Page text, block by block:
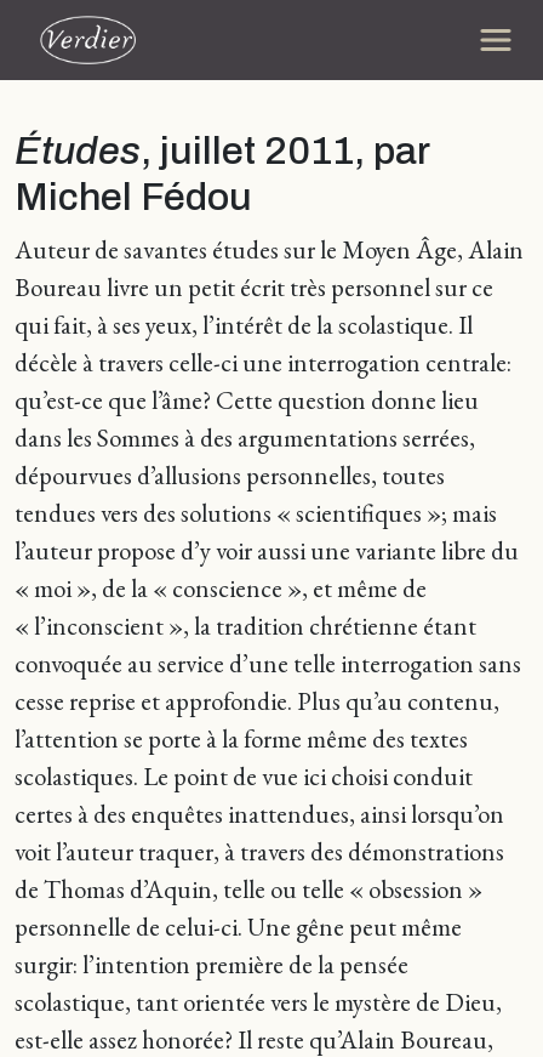
Études, juillet 2011, par
Michel Fédou
Auteur de savantes études sur le Moyen Âge, Alain
Boureau livre un petit écrit très personnel sur ce
qui fait, à ses yeux, l’intérêt de la scolastique. Il
décèle à travers celle-ci une interrogation centrale:
qu’est-ce que l’âme? Cette question donne lieu
dans les Sommes à des argumentations serrées,
dépourvues d’allusions personnelles, toutes
tendues vers des solutions « scientifiques »; mais
l’auteur propose d’y voir aussi une variante libre du
« moi », de la « conscience », et même de
« l’inconscient », la tradition chrétienne étant
convoquée au service d’une telle interrogation sans
cesse reprise et approfondie. Plus qu’au contenu,
l’attention se porte à la forme même des textes
scolastiques. Le point de vue ici choisi conduit
certes à des enquêtes inattendues, ainsi lorsqu’on
voit l’auteur traquer, à travers des démonstrations
de Thomas d’Aquin, telle ou telle « obsession »
personnelle de celui-ci. Une gêne peut même
surgir: l’intention première de la pensée
scolastique, tant orientée vers le mystère de Dieu,
est-elle assez honorée? Il reste qu’Alain Boureau,